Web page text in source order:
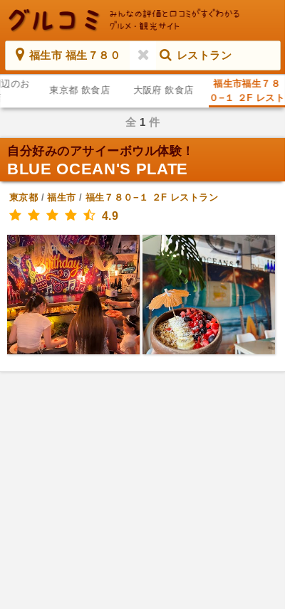
福生市 福生７８０ レストラン
のお
東京都 飲食店 大阪府 飲食店
福生市福生７８
０−１ ２F レスト
ラン
全 1 件
自分好みのアサイーボウル体験！
BLUE OCEAN'S PLATE
東京都 /福生市 / 福生７８０−１ ２F レストラン
4.9